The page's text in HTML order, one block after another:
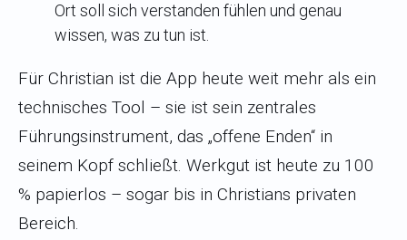
Ort soll sich verstanden fühlen und genau
wissen, was zu tun ist.
Für Christian ist die App heute weit mehr als ein
technisches Tool – sie ist sein zentrales
Führungsinstrument, das „offene Enden“ in
seinem Kopf schließt. Werkgut ist heute zu 100
% papierlos – sogar bis in Christians privaten
Bereich.